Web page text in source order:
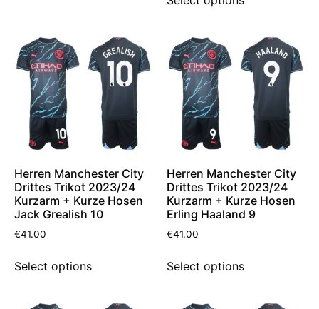
Herren Manchester City
Drittes Trikot 2023/24
Kurzarm + Kurze Hosen
Jack Grealish 10
€41.00
Select options
Herren Manchester City
Drittes Trikot 2023/24
Kurzarm + Kurze Hosen
Erling Haaland 9
€41.00
Select options